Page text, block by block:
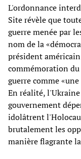
L'ordonnance
Site révèle que
guerre menée par
nom de la
président
commémoration
guerre comme
En réalité,
gouvernement
idolâtrent
brutalement les
manière flagrante